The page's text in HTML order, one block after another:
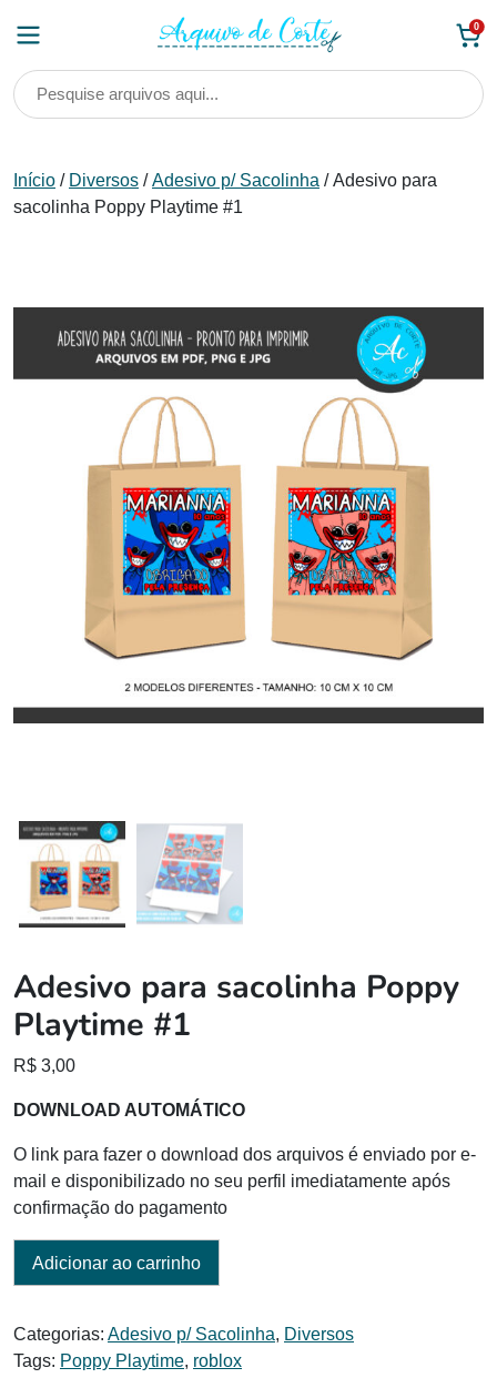
0
Início / Diversos /Adesivo p/ Sacolinha / Adesivo para
sacolinha Poppy Playtime #1
Adesivo para sacolinha Poppy
Playtime #1
R$ 3,00
DOWNLOAD AUTOMÁTICO
O link para fazer o download dos arquivos é enviado por e-
mail e disponibilizado no seu perfil imediatamente após
confirmação do pagamento
Adicionar ao carrinho
Categorias: Adesivo p/ Sacolinha, Diversos
Tags: Poppy Playtime, roblox